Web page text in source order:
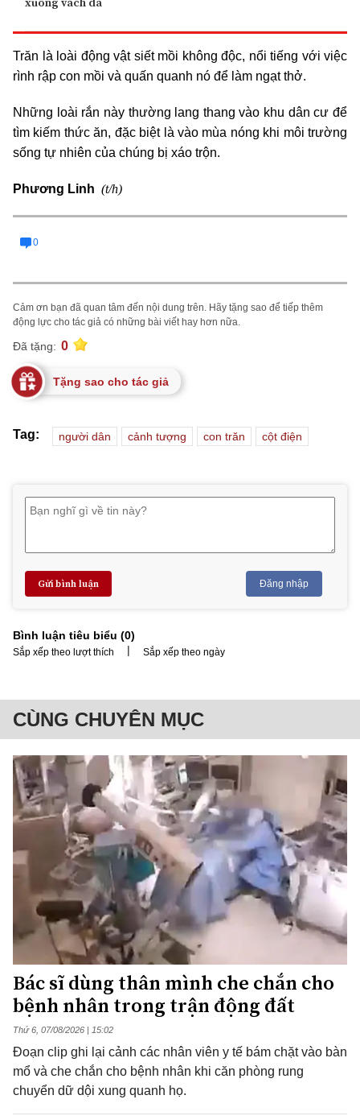
Trăn là loài động vật siết mồi không độc, nổi tiếng với việc
rình rập con mồi và quấn quanh nó để làm ngạt thở.
Những loài rắn này thường lang thang vào khu dân cư để
tìm kiếm thức ăn, đặc biệt là vào mùa nóng khi môi trường
sống tự nhiên của chúng bị xáo trộn.
Phương Linh (t/h)
0
Cảm ơn bạn đã quan tâm đến nội dung trên. Hãy tặng sao để tiếp thêm
động lực cho tác giả có những bài viết hay hơn nữa.
Đã tặng: 0
Tặng sao cho tác giả
Tag: người dân cảnh tượng con trăn cột điện
Gửi bình luận Đăng nhập
Bình luận tiêu biểu (0)
Sắp xếp theo lượt thích | Sắp xếp theo ngày
CÙNG CHUYÊN MỤC
Bác sĩ dùng thân mình che chắn cho
bệnh nhân trong trận động đất
Thứ 6, 07/08/2026 | 15:02
Đoạn clip ghi lại cảnh các nhân viên y tế bám chặt vào bàn
mổ và che chắn cho bệnh nhân khi căn phòng rung
chuyển dữ dội xung quanh họ.